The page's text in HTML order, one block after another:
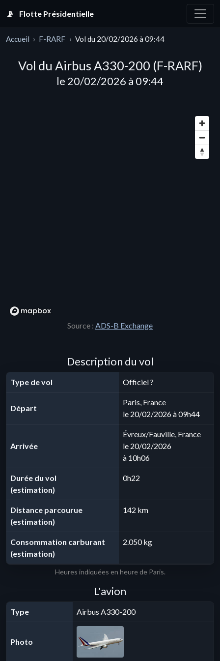
📡 Flotte Présidentielle
Accueil F-RARF Vol du 20/02/2026 à 09:44
Vol du Airbus A330-200 (F-RARF)
le 20/02/2026 à 09:44
Source : ADS-B Exchange
Description du vol
Type de vol Officiel ?
Départ
Paris, France
le 20/02/2026 à 09h44
Arrivée
Évreux/Fauville, France
le 20/02/2026
à 10h06
Durée du vol
(estimation)
0h22
Distance parcourue
(estimation)
142 km
Consommation carburant
(estimation)
2.050 kg
Heures indiquées en heure de Paris.
L'avion
Type Airbus A330-200
Photo